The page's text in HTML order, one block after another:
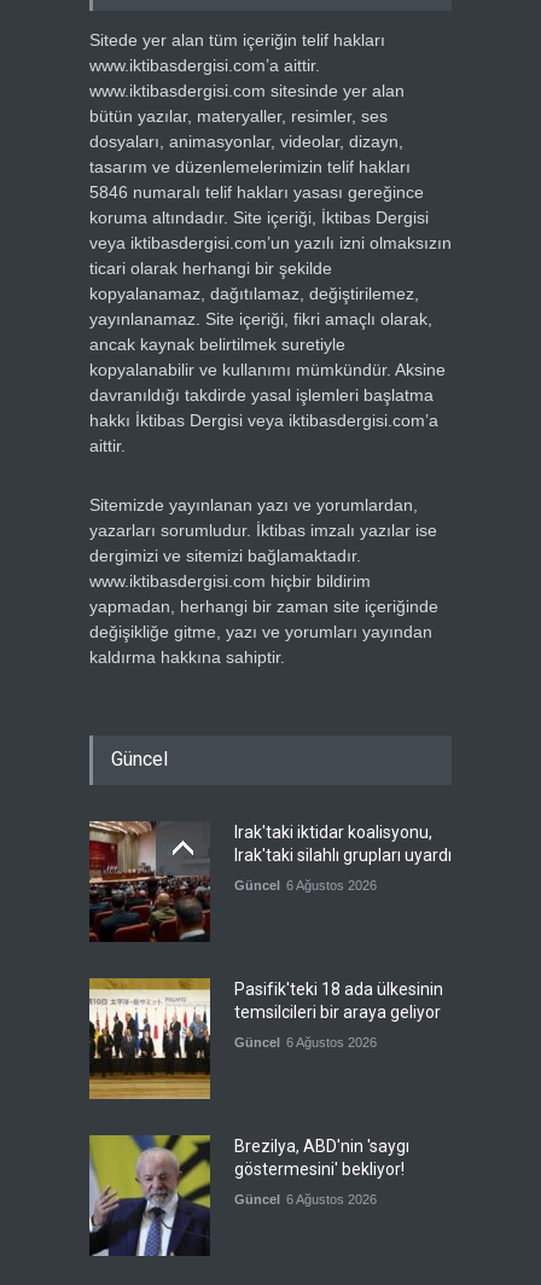
Sitede yer alan tüm içeriğin telif hakları
www.iktibasdergisi.com’a aittir.
www.iktibasdergisi.com sitesinde yer alan
bütün yazılar, materyaller, resimler, ses
dosyaları, animasyonlar, videolar, dizayn,
tasarım ve düzenlemelerimizin telif hakları
5846 numaralı telif hakları yasası gereğince
koruma altındadır. Site içeriği, İktibas Dergisi
veya iktibasdergisi.com’un yazılı izni olmaksızın
ticari olarak herhangi bir şekilde
kopyalanamaz, dağıtılamaz, değiştirilemez,
yayınlanamaz. Site içeriği, fikri amaçlı olarak,
ancak kaynak belirtilmek suretiyle
kopyalanabilir ve kullanımı mümkündür. Aksine
davranıldığı takdirde yasal işlemleri başlatma
hakkı İktibas Dergisi veya iktibasdergisi.com’a
aittir.
Sitemizde yayınlanan yazı ve yorumlardan,
yazarları sorumludur. İktibas imzalı yazılar ise
dergimizi ve sitemizi bağlamaktadır.
www.iktibasdergisi.com hiçbir bildirim
yapmadan, herhangi bir zaman site içeriğinde
değişikliğe gitme, yazı ve yorumları yayından
kaldırma hakkına sahiptir.
Güncel
Irak'taki iktidar koalisyonu,
Irak'taki silahlı grupları uyardı
Güncel 6 Ağustos 2026
Pasifik'teki 18 ada ülkesinin
temsilcileri bir araya geliyor
Güncel 6 Ağustos 2026
Brezilya, ABD'nin 'saygı
göstermesini' bekliyor!
Güncel 6 Ağustos 2026